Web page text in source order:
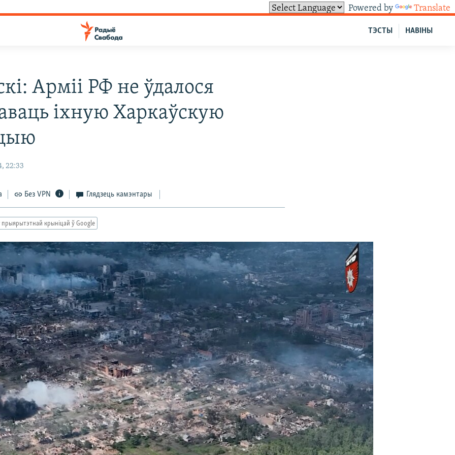
Powered by Translate
НАВІНЫ
ТЭСТЫ
Арміі РФ не ўдалося
іхную Харкаўскую
22:33
Без VPN Глядзець камэнтары
прыярытэтнай крыніцай ў Google